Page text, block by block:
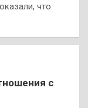
что
с